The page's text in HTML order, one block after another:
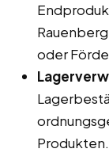
oder
Produkten.